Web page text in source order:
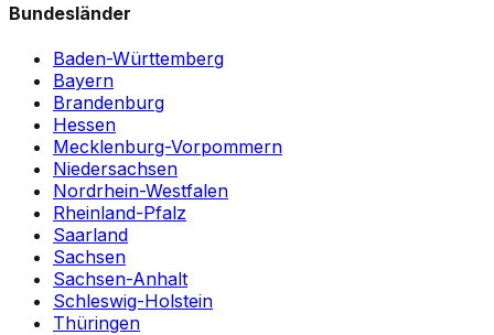
Bundesländer
Baden-Württemberg
Bayern
Brandenburg
Hessen
Mecklenburg-Vorpommern
Niedersachsen
Nordrhein-Westfalen
Rheinland-Pfalz
Saarland
Sachsen
Sachsen-Anhalt
Schleswig-Holstein
Thüringen